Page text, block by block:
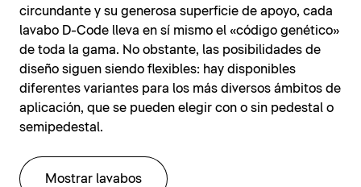
circundante y su generosa superficie de apoyo, cada
lavabo D-Code lleva en sí mismo el «código genético»
de toda la gama. No obstante, las posibilidades de
diseño siguen siendo flexibles: hay disponibles
diferentes variantes para los más diversos ámbitos de
aplicación, que se pueden elegir con o sin pedestal o
semipedestal.
Mostrar lavabos